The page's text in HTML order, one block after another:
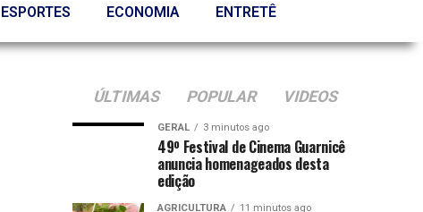
ESPORTES ECONOMIA ENTRETÊ
ÚLTIMAS POPULAR VIDEOS
GERAL 3 minutos ago
49º Festival de Cinema Guarnicê
anuncia homenageados desta
edição
AGRICULTURA 11 minutos ago